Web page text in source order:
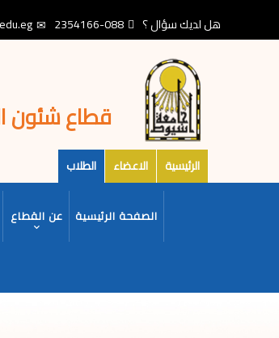
المحتوى
هل لديك سؤال ؟ 088-2354166
قطاع شئون
الرئيسية الاعضاء الطلاب
NAVIGATION
الصفحة الرئيسية عن القطاع